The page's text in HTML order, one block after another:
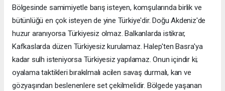
Bölgesinde samimiyetle barış isteyen, komşularında birlik ve
bütünlüğü en çok isteyen de yine Türkiye'dir. Doğu Akdeniz'de
huzur aranıyorsa Türkiyesiz olmaz. Balkanlarda istikrar,
Kafkaslarda düzen Türkiyesiz kurulamaz. Halep'ten Basra'ya
kadar sulh isteniyorsa Türkiyesiz yapılamaz. Onun içindir ki;
oyalama taktikleri bırakılmalı acilen savaş durmalı, kan ve
gözyaşından beslenenlere set çekilmelidir. Bölgede yaşanan